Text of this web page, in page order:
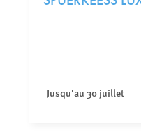
Jusqu'au 30 juillet